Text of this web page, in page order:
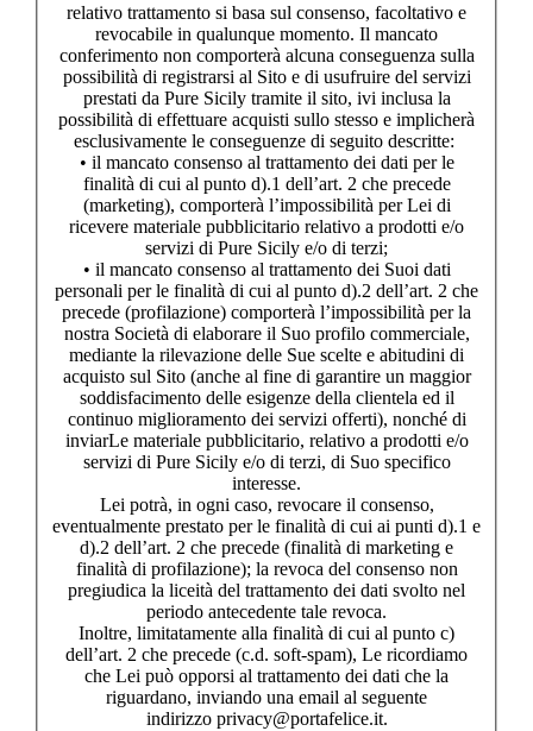
relativo trattamento si basa sul consenso, facoltativo e
revocabile in qualunque momento. Il mancato
conferimento non comporterà alcuna conseguenza sulla
possibilità di registrarsi al Sito e di usufruire del servizi
prestati da Pure Sicily tramite il sito, ivi inclusa la
possibilità di effettuare acquisti sullo stesso e implicherà
esclusivamente le conseguenze di seguito descritte:
• il mancato consenso al trattamento dei dati per le
finalità di cui al punto d).1 dell’art. 2 che precede
(marketing), comporterà l’impossibilità per Lei di
ricevere materiale pubblicitario relativo a prodotti e/o
servizi di Pure Sicily e/o di terzi;
• il mancato consenso al trattamento dei Suoi dati
personali per le finalità di cui al punto d).2 dell’art. 2 che
precede (profilazione) comporterà l’impossibilità per la
nostra Società di elaborare il Suo profilo commerciale,
mediante la rilevazione delle Sue scelte e abitudini di
acquisto sul Sito (anche al fine di garantire un maggior
soddisfacimento delle esigenze della clientela ed il
continuo miglioramento dei servizi offerti), nonché di
inviarLe materiale pubblicitario, relativo a prodotti e/o
servizi di Pure Sicily e/o di terzi, di Suo specifico
interesse.
Lei potrà, in ogni caso, revocare il consenso,
eventualmente prestato per le finalità di cui ai punti d).1 e
d).2 dell’art. 2 che precede (finalità di marketing e
finalità di profilazione); la revoca del consenso non
pregiudica la liceità del trattamento dei dati svolto nel
periodo antecedente tale revoca.
Inoltre, limitatamente alla finalità di cui al punto c)
dell’art. 2 che precede (c.d. soft-spam), Le ricordiamo
che Lei può opporsi al trattamento dei dati che la
riguardano, inviando una email al seguente
indirizzo privacy@portafelice.it.